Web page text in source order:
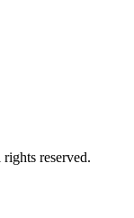
reserved.